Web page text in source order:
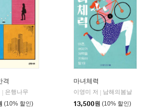
격
은행나무
(10% 할인)
마녀체력
이영미 저
남해의봄날
13,500원 (10% 할인)